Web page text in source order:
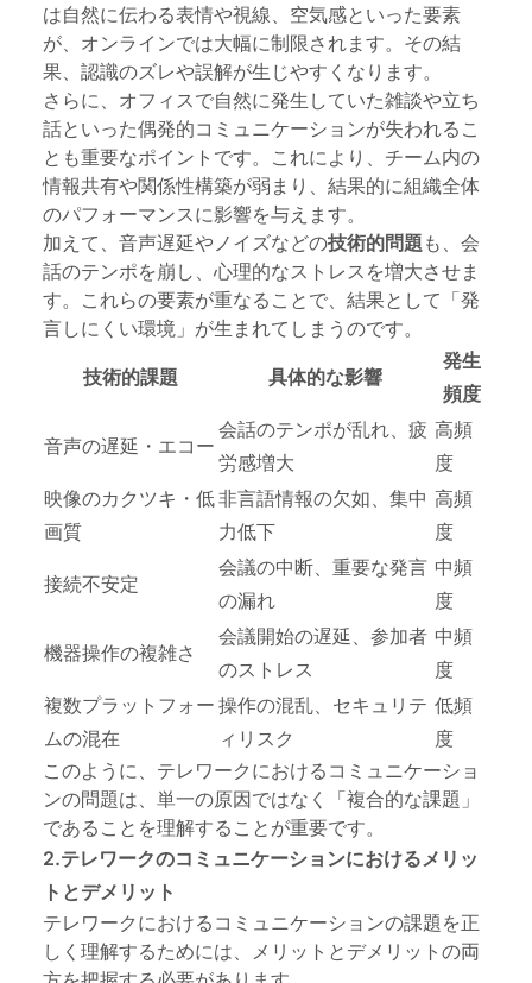
は自然に伝わる表情や視線、空気感といった要素
が、オンラインでは大幅に制限されます。その結
果、認識のズレや誤解が生じやすくなります。
さらに、オフィスで自然に発生していた雑談や立ち
話といった偶発的コミュニケーションが失われるこ
とも重要なポイントです。これにより、チーム内の
情報共有や関係性構築が弱まり、結果的に組織全体
のパフォーマンスに影響を与えます。
加えて、音声遅延やノイズなどの技術的問題 も、会
話のテンポを崩し、心理的なストレスを増大させま
す。これらの要素が重なることで、結果として「発
言しにくい環境」が生まれてしまうのです。
技術的課題 具体的な影響
発生
頻度
音声の遅延・エコー
会話のテンポが乱れ、疲
労感増大
高頻
度
映像のカクツキ・低
画質
非言語情報の欠如、集中
力低下
高頻
度
接続不安定
会議の中断、重要な発言
の漏れ
中頻
度
機器操作の複雑さ
会議開始の遅延、参加者
のストレス
中頻
度
複数プラットフォー
ムの混在
操作の混乱、セキュリテ
ィリスク
低頻
度
このように、テレワークにおけるコミュニケーショ
ンの問題は、単一の原因ではなく「複合的な課題」
であることを理解することが重要です。
2.テレワークのコミュニケーションにおけるメリッ
トとデメリット
テレワークにおけるコミュニケーションの課題を正
しく理解するためには、メリットとデメリットの両